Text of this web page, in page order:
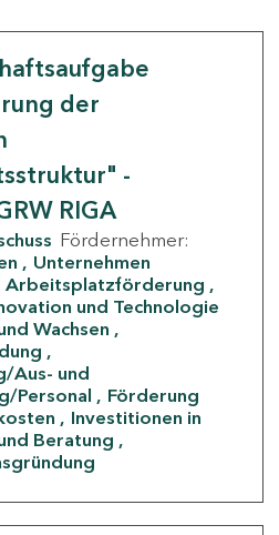
der
-
RIGA
Fördernehmer:
Unternehmen
Arbeitsplatzförderung
und Technologie
Wachsen
Aus- und
Personal
Förderung
Investitionen in
Beratung